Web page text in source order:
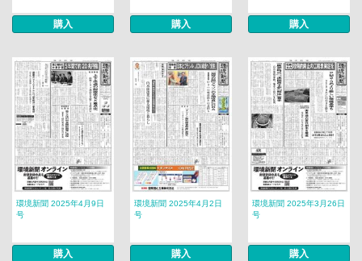
購入 購入 購入
環境新聞 2025年4月9日
号
購入
環境新聞 2025年4月2日
号
購入
環境新聞 2025年3月26日
号
購入